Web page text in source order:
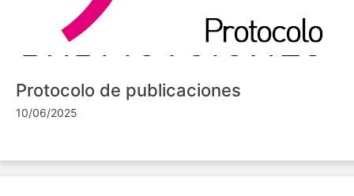
Protocolo de publicaciones
10/06/2025